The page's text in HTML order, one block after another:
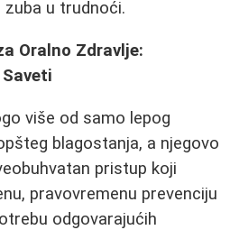
u trudnoći.
Oralno Zdravlje:
više od samo lepog
blagostanja, a njegovo
pristup koji
pravovremenu prevenciju
odgovarajućih